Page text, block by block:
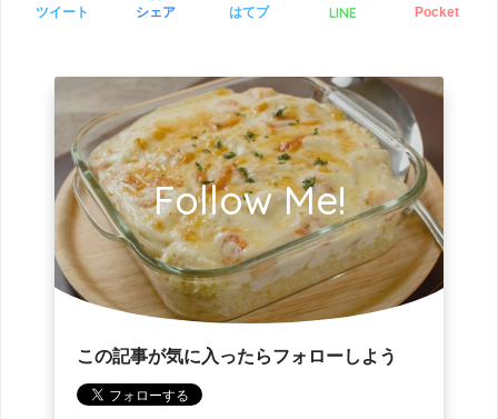
ツイート シェア はてブ LINE Pocket
Follow Me!
この記事が気に入ったらフォローしよう